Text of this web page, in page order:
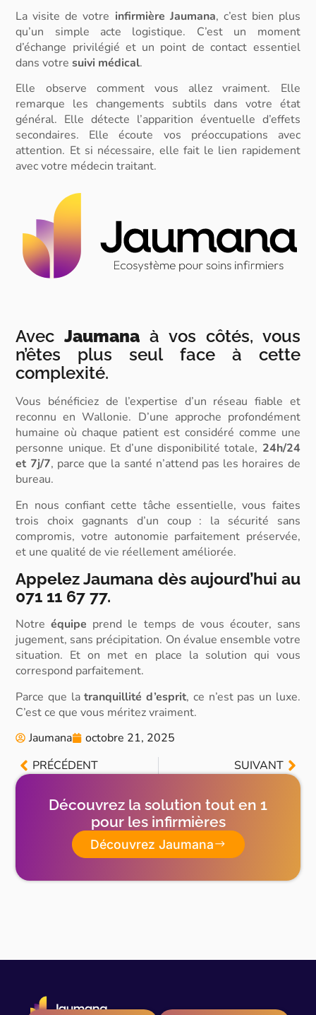
La visite de votre infirmière Jaumana, c’est bien plus
qu’un simple acte logistique. C’est un moment
d’échange privilégié et un point de contact essentiel
dans votre suivi médical.
Elle observe comment vous allez vraiment. Elle
remarque les changements subtils dans votre état
général. Elle détecte l’apparition éventuelle d’effets
secondaires. Elle écoute vos préoccupations avec
attention. Et si nécessaire, elle fait le lien rapidement
avec votre médecin traitant.
AvecJaumana à vos côtés, vous
n’êtes plus seul face à cette
complexité.
Vous bénéficiez de l’expertise d’un réseau fiable et
reconnu en Wallonie. D’une approche profondément
humaine où chaque patient est considéré comme une
personne unique. Et d’une disponibilité totale, 24h/24
et 7j/7, parce que la santé n’attend pas les horaires de
bureau.
En nous confiant cette tâche essentielle, vous faites
trois choix gagnants d’un coup : la sécurité sans
compromis, votre autonomie parfaitement préservée,
et une qualité de vie réellement améliorée.
Appelez Jaumana dès aujourd’hui au
071 11 67 77.
Notreéquipe prend le temps de vous écouter, sans
jugement, sans précipitation. On évalue ensemble votre
situation. Et on met en place la solution qui vous
correspond parfaitement.
Parce que latranquillité d’esprit, ce n’est pas un luxe.
C’est ce que vous méritez vraiment.
Jaumana
octobre 21, 2025
PRÉCÉDENT
SUIVANT
Découvrez la solution tout en 1
pour les infirmières
Découvrez Jaumana